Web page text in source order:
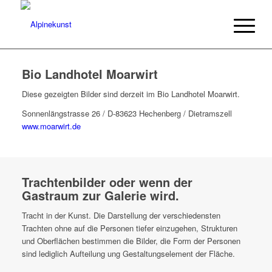
Bio Landhotel Moarwirt
Diese gezeigten Bilder sind derzeit im Bio Landhotel Moarwirt.
Sonnenlängstrasse 26 / D-83623 Hechenberg / Dietramszell
www.moarwirt.de
Trachtenbilder oder wenn der
Gastraum zur Galerie wird.
Tracht in der Kunst. Die Darstellung der verschiedensten
Trachten ohne auf die Personen tiefer einzugehen, Strukturen
und Oberflächen bestimmen die Bilder, die Form der Personen
sind lediglich Aufteilung ung Gestaltungselement der Fläche.